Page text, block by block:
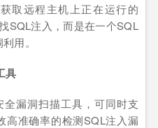
取远程主机上正在运行的
SQL注入，而是在一个SQL
用。
具
漏洞扫描工具，可同时支
高准确率的检测SQL注入漏